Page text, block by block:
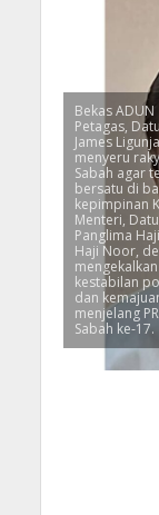
Bekas ADUN
Petagas,
James
menyeru
Sabah agar
bersatu di
kepimpinan
Menteri,
Panglima
Haji Noor,
mengekalkan
kestabilan
dan
menjelang
Sabah ke-17.